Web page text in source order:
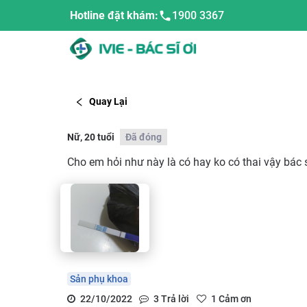
Hotline đặt khám: 1900 3367
Quay Lại
Nữ, 20 tuổi Đã đóng
Cho em hỏi như này là có hay ko có thai vậy bác
Sản phụ khoa
22/10/2022
3 Trả lời 1 Cảm ơn